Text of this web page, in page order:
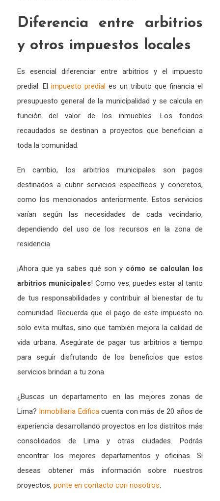
Diferencia entre arbitrios
y otros impuestos locales
Es esencial diferenciar entre arbitrios y el impuesto
predial. Elimpuesto predial es un tributo que financia el
presupuesto general de la municipalidad y se calcula en
función del valor de los inmuebles. Los fondos
recaudados se destinan a proyectos que benefician a
toda la comunidad.
En cambio, los arbitrios municipales son pagos
destinados a cubrir servicios específicos y concretos,
como los mencionados anteriormente. Estos servicios
varían según las necesidades de cada vecindario,
dependiendo del uso de los recursos en la zona de
residencia.
¡Ahora que ya sabes qué son y cómo se calculan los
arbitrios municipales! Como ves, puedes estar al tanto
de tus responsabilidades y contribuir al bienestar de tu
comunidad. Recuerda que el pago de este impuesto no
solo evita multas, sino que también mejora la calidad de
vida urbana. Asegúrate de pagar tus arbitrios a tiempo
para seguir disfrutando de los beneficios que estos
servicios brindan a tu zona.
¿Buscas un departamento en las mejores zonas de
Lima? Inmobiliaria Edificacuenta con más de 20 años de
experiencia desarrollando proyectos en los distritos más
consolidados de Lima y otras ciudades. Podrás
encontrar los mejores departamentos y oficinas. Si
deseas obtener más información sobre nuestros
proyectos, ponte en contacto con nosotros.